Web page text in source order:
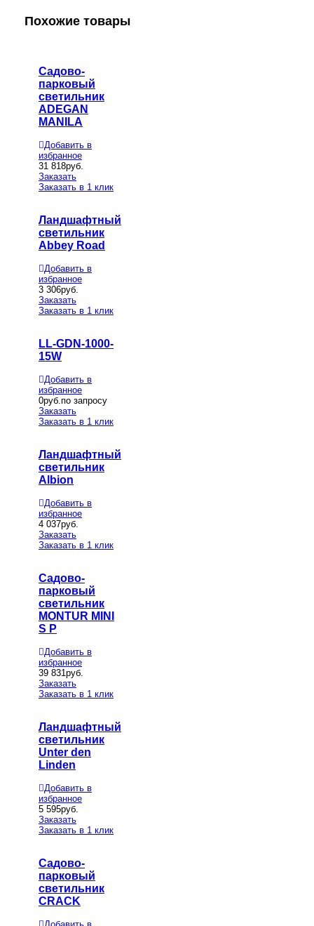
Похожие товары
Садово-
парковый
светильник
ADEGAN
MANILA
Добавить в
избранное
31 818руб.
Заказать
Заказать в 1 клик
Ландшафтный
светильник
Abbey Road
Добавить в
избранное
3 306руб.
Заказать
Заказать в 1 клик
LL-GDN-1000-
15W
Добавить в
избранное
0руб.по запросу
Заказать
Заказать в 1 клик
Ландшафтный
светильник
Albion
Добавить в
избранное
4 037руб.
Заказать
Заказать в 1 клик
Садово-
парковый
светильник
MONTUR MINI
S P
Добавить в
избранное
39 831руб.
Заказать
Заказать в 1 клик
Ландшафтный
светильник
Unter den
Linden
Добавить в
избранное
5 595руб.
Заказать
Заказать в 1 клик
Садово-
парковый
светильник
CRACK